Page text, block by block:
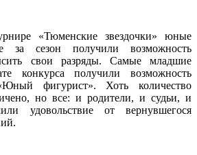
«Тюменские звездочки» юные
за сезон получили возможность
свои разряды. Самые младшие
конкурса получили возможность
фигурист». Хоть количество
но все: и родители, и судьи, и
удовольствие от вернувшегося